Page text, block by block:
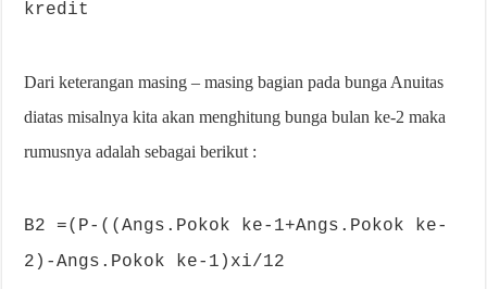
kredit
Dari keterangan masing – masing bagian pada bunga Anuitas
diatas misalnya kita akan menghitung bunga bulan ke-2 maka
rumusnya adalah sebagai berikut :
B2 =(P-((Angs.Pokok ke-1+Angs.Pokok ke-
2)-Angs.Pokok ke-1)xi/12